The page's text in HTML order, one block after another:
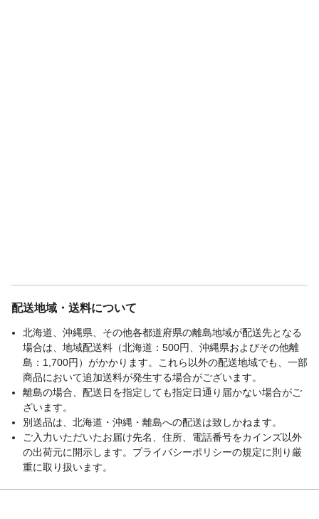
配送地域・送料について
北海道、沖縄県、その他各都道府県の離島地域が配送先となる
場合は、地域配送料（北海道：500円、沖縄県およびその他離
島：1,700円）がかかります。これら以外の配送地域でも、一部
商品において追加送料が発生する場合がございます。
離島の場合、配送日を指定しても指定日通り届かない場合がご
ざいます。
別送品は、北海道・沖縄・離島への配送は致しかねます。
ご入力いただいたお届け先名、住所、電話番号をカインズ以外
の出荷元に開示します。プライバシーポリシーの規定に則り厳
重に取り扱います。